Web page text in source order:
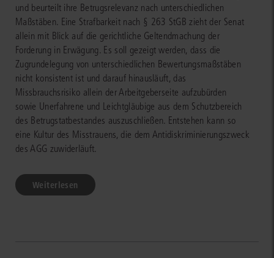
und beurteilt ihre Betrugsrelevanz nach unterschiedlichen
Maßstäben. Eine Strafbarkeit nach § 263 StGB zieht der Senat
allein mit Blick auf die gerichtliche Geltendmachung der
Forderung in Erwägung. Es soll gezeigt werden, dass die
Zugrundelegung von unterschiedlichen Bewertungsmaßstäben
nicht konsistent ist und darauf hinausläuft, das
Missbrauchsrisiko allein der Arbeitgeberseite aufzubürden
sowie Unerfahrene und Leichtgläubige aus dem Schutzbereich
des Betrugstatbestandes auszuschließen. Entstehen kann so
eine Kultur des Misstrauens, die dem Antidiskriminierungszweck
des AGG zuwiderläuft.
Weiterlesen